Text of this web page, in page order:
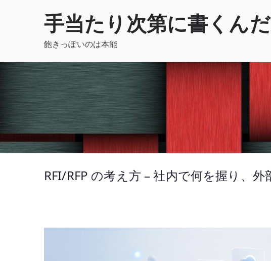
手当たり次第に書くんだ
飽きっぽいのは本能
RFI/RFP の考え方 – 社内で何を握り、